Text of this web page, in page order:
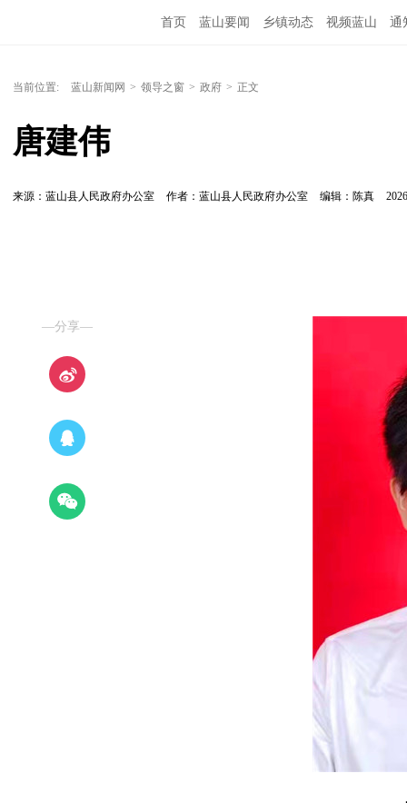
首页 蓝山要闻 乡镇动态 视频蓝山 通
当前位置: 蓝山新闻网 > 领导之窗 > 政府 > 正文
唐建伟
来源：蓝山县人民政府办公室 作者：蓝山县人民政府办公室 编辑：陈真
—分享—